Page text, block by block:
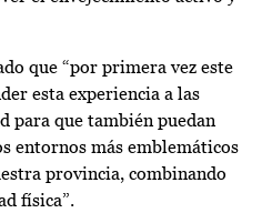
que “por primera vez este
esta experiencia a las
para que también puedan
entornos más emblemáticos
provincia, combinando
física”.